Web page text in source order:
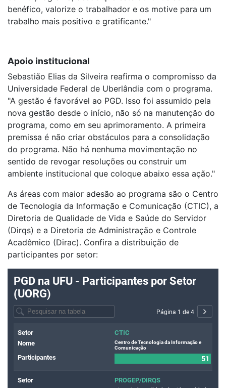
benéfico, valorize o trabalhador e os motive para um
trabalho mais positivo e gratificante."
Apoio institucional
Sebastião Elias da Silveira reafirma o compromisso da
Universidade Federal de Uberlândia com o programa.
"A gestão é favorável ao PGD. Isso foi assumido pela
nova gestão desde o início, não só na manutenção do
programa, como em seu aprimoramento. A primeira
premissa é não criar obstáculos para a consolidação
do programa. Não há nenhuma movimentação no
sentido de revogar resoluções ou construir um
ambiente institucional que coloque abaixo essa ação."
As áreas com maior adesão ao programa são o Centro
de Tecnologia da Informação e Comunicação (CTIC), a
Diretoria de Qualidade de Vida e Saúde do Servidor
(Dirqs) e a Diretoria de Administração e Controle
Acadêmico (Dirac). Confira a distribuição de
participantes por setor: